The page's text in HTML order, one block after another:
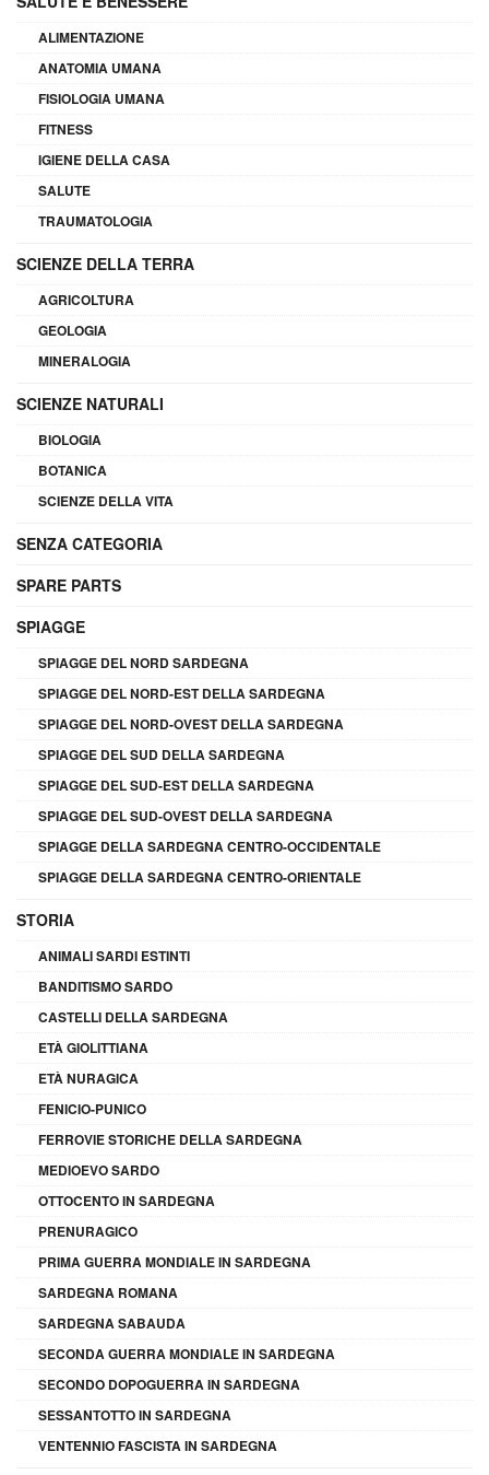
ALIMENTAZIONE
ANATOMIA UMANA
FISIOLOGIA UMANA
FITNESS
IGIENE DELLA CASA
SALUTE
TRAUMATOLOGIA
SCIENZE DELLA TERRA
AGRICOLTURA
GEOLOGIA
MINERALOGIA
SCIENZE NATURALI
BIOLOGIA
BOTANICA
SCIENZE DELLA VITA
SENZA CATEGORIA
SPARE PARTS
SPIAGGE
SPIAGGE DEL NORD SARDEGNA
SPIAGGE DEL NORD-EST DELLA SARDEGNA
SPIAGGE DEL NORD-OVEST DELLA SARDEGNA
SPIAGGE DEL SUD DELLA SARDEGNA
SPIAGGE DEL SUD-EST DELLA SARDEGNA
SPIAGGE DEL SUD-OVEST DELLA SARDEGNA
SPIAGGE DELLA SARDEGNA CENTRO-OCCIDENTALE
SPIAGGE DELLA SARDEGNA CENTRO-ORIENTALE
STORIA
ANIMALI SARDI ESTINTI
BANDITISMO SARDO
CASTELLI DELLA SARDEGNA
ETÀ GIOLITTIANA
ETÀ NURAGICA
FENICIO-PUNICO
FERROVIE STORICHE DELLA SARDEGNA
MEDIOEVO SARDO
OTTOCENTO IN SARDEGNA
PRENURAGICO
PRIMA GUERRA MONDIALE IN SARDEGNA
SARDEGNA ROMANA
SARDEGNA SABAUDA
SECONDA GUERRA MONDIALE IN SARDEGNA
SECONDO DOPOGUERRA IN SARDEGNA
SESSANTOTTO IN SARDEGNA
VENTENNIO FASCISTA IN SARDEGNA